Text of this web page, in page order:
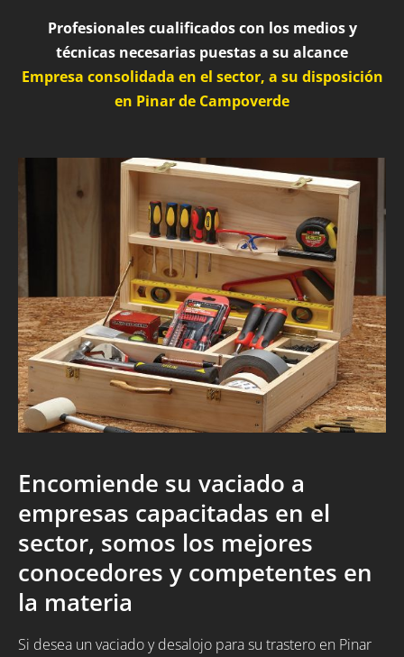
Profesionales cualificados con los medios y
técnicas necesarias puestas a su alcance
Empresa consolidada en el sector, a su disposición
en Pinar de Campoverde
Encomiende su vaciado a
empresas capacitadas en el
sector, somos los mejores
conocedores y competentes en
la materia
Si desea un vaciado y desalojo para su trastero en Pinar